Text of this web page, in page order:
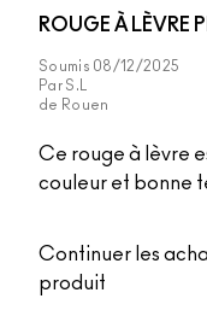
ROUGE À LÈVRE
Soumis 08/12/2025
Par S.L
de Rouen
Ce rouge à lèvre
couleur et bonne
Continuer les
produit